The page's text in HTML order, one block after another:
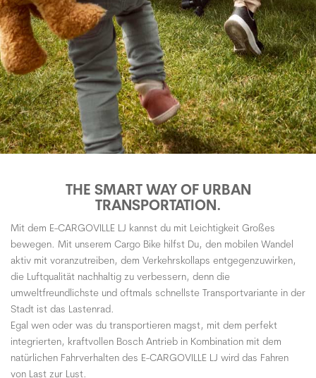
THE SMART WAY OF URBAN
TRANSPORTATION.
Mit dem E-CARGOVILLE LJ kannst du mit Leichtigkeit Großes
bewegen. Mit unserem Cargo Bike hilfst Du, den mobilen Wandel
aktiv mit voranzutreiben, dem Verkehrskollaps entgegenzuwirken,
die Luftqualität nachhaltig zu verbessern, denn die
umweltfreundlichste und oftmals schnellste Transportvariante in der
Stadt ist das Lastenrad.
Egal wen oder was du transportieren magst, mit dem perfekt
integrierten, kraftvollen Bosch Antrieb in Kombination mit dem
natürlichen Fahrverhalten des E-CARGOVILLE LJ wird das Fahren
von Last zur Lust.